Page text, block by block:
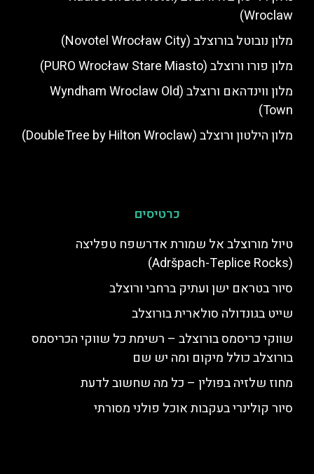
Wroclaw)
מלון נובוטל בורוצלב (Novotel Wrocław City)
מלון פורו ורוצלב (PURO Wrocław Stare Miasto)
מלון ווינדהאם ורוצלב (Wyndham Wroclaw Old
Town)
מלון הילטון ורוצלב (DoubleTree by Hilton Wroclaw)
כרטיסים
טיול מורוצלב אל שמורת אדרשפח טפליצה
(Adršpach-Teplice Rocks)
סיור בטראם ישן ועתיק ברחבי ורוצלב
שייט בגונדולה סולארית בורוצלב
שווקי כריסמס בורוצלב – רשימת כל שווקי הכריסמס
בורוצלב כולל מיקום ומה יש שם
מחוז שלזיה בפולין – כל מה שחשוב לדעת
סיור קולינרי בעקבות אוכל פולני מסורתי